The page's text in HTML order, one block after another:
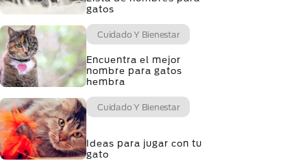
gatos
Cuidado Y Bienestar
Encuentra el mejor
nombre para gatos
hembra
Cuidado Y Bienestar
Ideas para jugar con tu
gato